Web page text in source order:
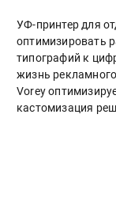
УФ-принтер для
оптимизировать
типографий к
жизнь
Vorey
кастомизация